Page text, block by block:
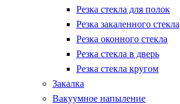
Резка стекла для полок
Резка закаленного стекла
Резка оконного стекла
Резка стекла в дверь
Резка стекла кругом
Закалка
Вакуумное напыление